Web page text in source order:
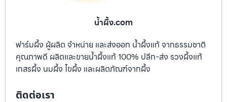
น้ำผึ้ง.com
ฟาร์มผึ้ง ผู้ผลิต จำหน่าย และส่งออก น้ำผึ้งแท้ จากธรรมชาติ
คุณภาพดี ผลิตและขายน้ำผึ้งแท้ 100% ปลีก-ส่ง รวงผึ้งแท้
เกสรผึ้ง นมผึ้ง ไขผึ้ง และผลิตภัณฑ์จากผึ้ง
ติดต่อเรา